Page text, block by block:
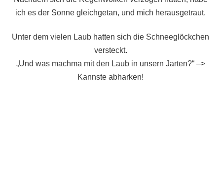
ich es der Sonne gleichgetan, und mich herausgetraut.
Unter dem vielen Laub hatten sich die Schneeglöckchen
versteckt.
„Und was machma mit den Laub in unsern Jarten?“ –>
Kannste abharken!